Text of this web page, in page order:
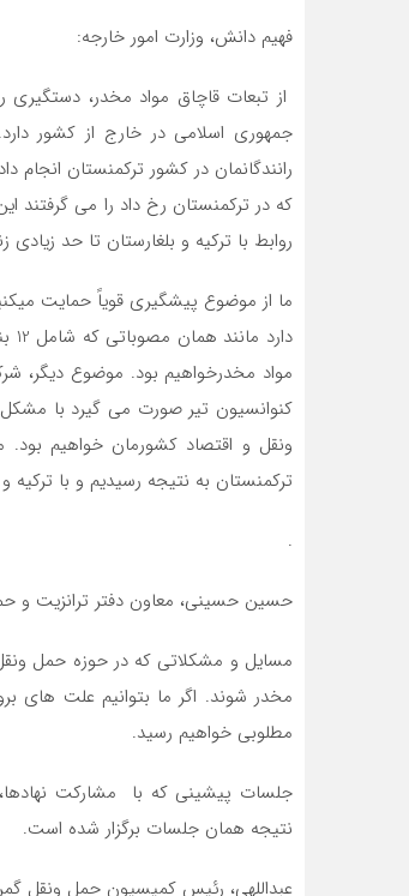
فهیم دانش، وزارت امور خارجه:
از تبعات قاچاق مواد مخدر، دستگیری
رانندگانمان در کشور ترکمنستان انجام
که در ترکمنستان رخ داد را می گرفتند
روابط با ترکیه و بلغارستان تا حد
ما از موضوع پیشگیری قویاً حمایت
مواد مخدرخواهیم بود. موضوع دیگر،
کنوانسیون تیر صورت می گیرد با
ونقل و اقتصاد کشورمان خواهیم بود.
ترکمنستان به نتیجه رسیدیم و با
.
حسین حسینی، معاون دفتر ترانزیت و
مسایل و مشکلاتی که در حوزه حمل
مخدر شوند. اگر ما بتوانیم علت های
مطلوبی خواهیم رسید.
جلسات پیشینی که با مشارکت نهادها،
نتیجه همان جلسات برگزار شده است.
عبداللهی، رئیس کمیسیون حمل ونقل